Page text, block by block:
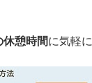
休憩時間に気軽